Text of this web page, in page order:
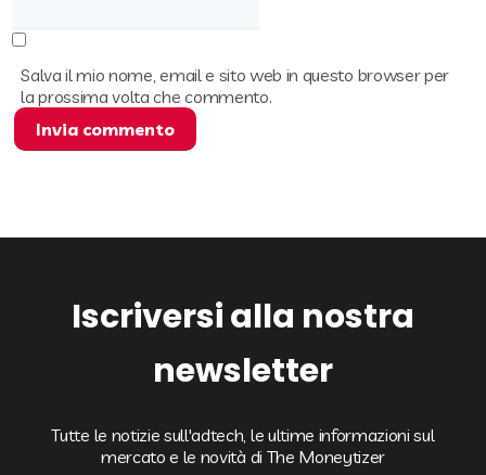
Salva il mio nome, email e sito web in questo browser per
la prossima volta che commento.
Iscriversi alla nostra
newsletter
Tutte le notizie sull'adtech, le ultime informazioni sul
mercato e le novità di The Moneytizer